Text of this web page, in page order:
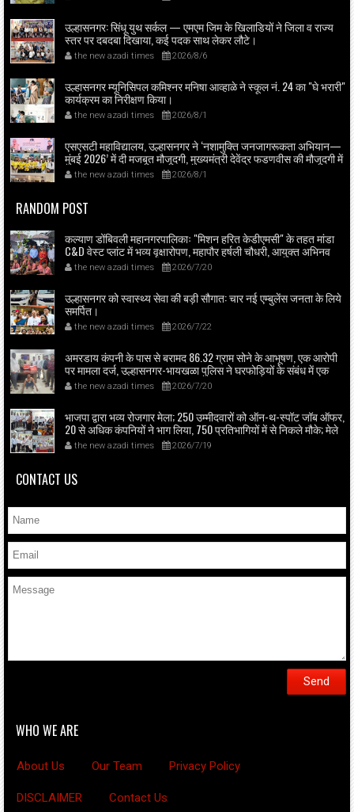
उल्हासनगर: सिंधू युथ सर्कल — एमएम जिम के खिलाडियों ने जिला व राज्य
स्तर पर दबदबा दिखाया, कई पदक साथ लेकर लौटे।
the new azadi times 2026/8/6
उल्हासनगर म्यूनिसिपल कमिश्नर मनिषा आव्हाळे ने स्कूल नं. 24 का "घे भरारी"
कार्यक्रम का निरीक्षण किया।
the new azadi times 2026/8/1
एसएसटी महाविद्यालय, उल्हासनगर ने ‘नशामुक्ति जनजागरूकता अभियान—
मुंबई 2026’ में दी मजबूत मौजूदगी, मुख्यमंत्री देवेंद्र फडणवीस की मौजूदगी में
मुंबई के एनएससीआई डोम में आयोजित शपथ ग्रहण समारोह का लाइव
प्रसारण उल्हासनगर में भी दिखाया गया; छात्रों ने प्रत्यक्ष व ऑनलाइन
the new azadi times 2026/8/1
RANDOM POST
कल्याण डोंबिवली महानगरपालिकाः "मिशन हरित केडीएमसी" के तहत मांडा
C&D वेस्ट प्लांट में भव्य वृक्षारोपण, महापौर हर्षली चौधरी, आयुक्त अभिनव
गोयल व स्थानीय पार्षदों की मौजूदगी में स्कूल बच्चों ने भी उत्साहपूर्वक लिया
भाग।
the new azadi times 2026/7/20
उल्हासनगर को स्वास्थ्य सेवा की बड़ी सौगात: चार नई एम्बुलेंस जनता के लिये
समर्पित।
the new azadi times 2026/7/22
अमरडाय कंपनी के पास से बरामद 86.32 ग्राम सोने के आभूषण, एक आरोपी
पर मामला दर्ज, उल्हासनगर-भायखळा पुलिस ने घरफोड़ियों के संबंध में एक
आरोपी से महत्वपूर्ण पूछताछ के बाद आरोपी के साथी के ठिकाने से 10,90,261
रुपये मूल्य के सोने के आभूषण बरामद किए।
the new azadi times 2026/7/20
भाजपा द्वारा भव्य रोजगार मेला; 250 उम्मीदवारों को ऑन-थ-स्पॉट जॉब ऑफर,
20 से अधिक कंपनियों ने भाग लिया, 750 प्रतिभागियों में से निकले मौके; मेले
का उद्घाटन भाजपा ज़िला अध्यक्ष राजेश वधारिया ने किया।
the new azadi times 2026/7/19
CONTACT US
WHO WE ARE
About Us Our Team Privacy Policy
DISCLAIMER Contact Us